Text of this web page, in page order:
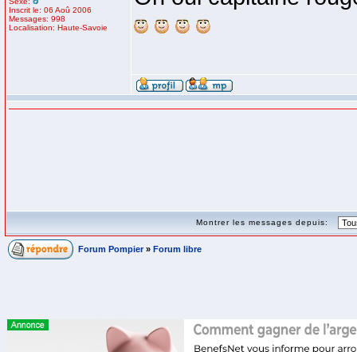
Inscrit le: 06 Aoû 2006
Messages: 998
Localisation: Haute-Savoie
Montrer les messages depuis:
Forum Pompier » Forum libre